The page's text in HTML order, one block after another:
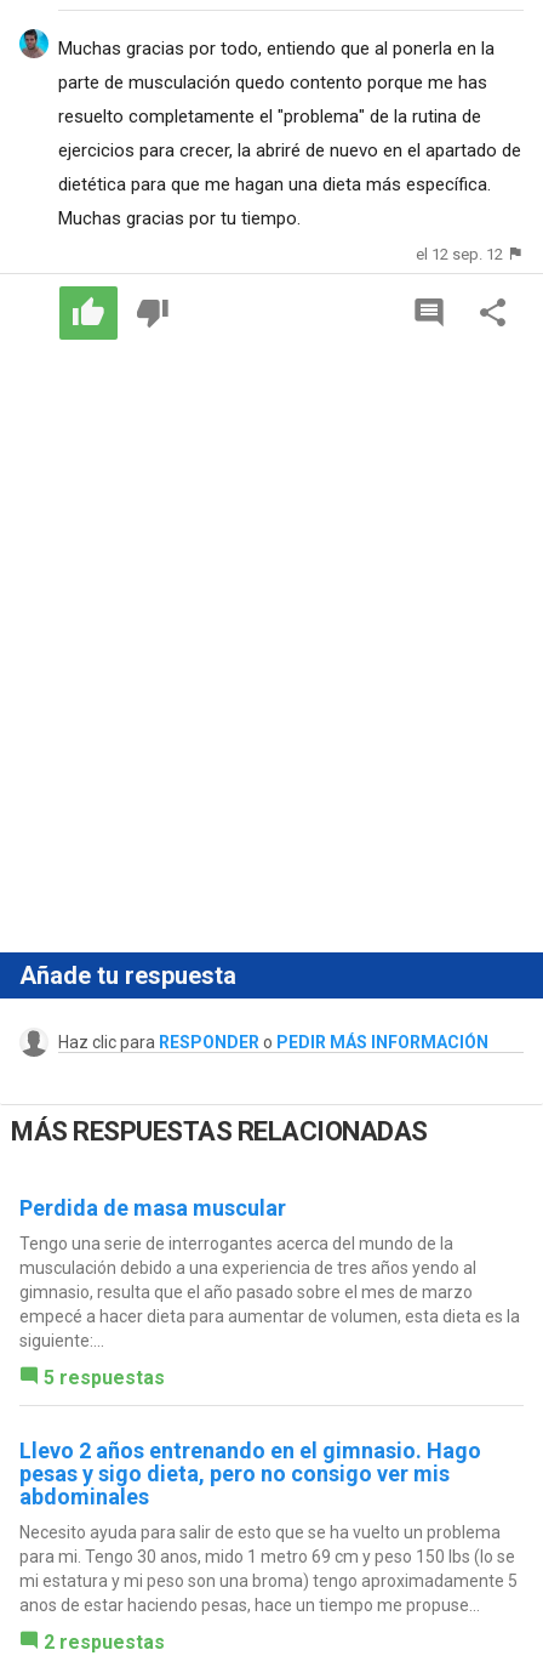
Muchas gracias por todo, entiendo que al ponerla en la
parte de musculación quedo contento porque me has
resuelto completamente el "problema" de la rutina de
ejercicios para crecer, la abriré de nuevo en el apartado de
dietética para que me hagan una dieta más específica.
Muchas gracias por tu tiempo.
el 12 sep. 12
Añade tu respuesta
Haz clic para RESPONDER o PEDIR MÁS INFORMACIÓN
MÁS RESPUESTAS RELACIONADAS
Perdida de masa muscular
Tengo una serie de interrogantes acerca del mundo de la
musculación debido a una experiencia de tres años yendo al
gimnasio, resulta que el año pasado sobre el mes de marzo
empecé a hacer dieta para aumentar de volumen, esta dieta es la
siguiente:...
5 respuestas
Llevo 2 años entrenando en el gimnasio. Hago
pesas y sigo dieta, pero no consigo ver mis
abdominales
Necesito ayuda para salir de esto que se ha vuelto un problema
para mi. Tengo 30 anos, mido 1 metro 69 cm y peso 150 lbs (lo se
mi estatura y mi peso son una broma) tengo aproximadamente 5
anos de estar haciendo pesas, hace un tiempo me propuse...
2 respuestas